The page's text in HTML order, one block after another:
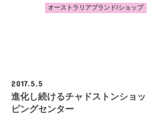
オーストラリアブランド/ショップ
2017.5.5
進化し続けるチャドストンショッ
ピングセンター